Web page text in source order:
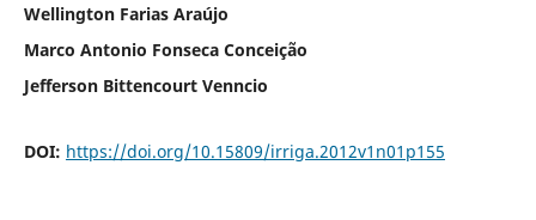
Wellington Farias Araújo
Marco Antonio Fonseca Conceição
Jefferson Bittencourt Venncio
DOI: https://doi.org/10.15809/irriga.2012v1n01p155